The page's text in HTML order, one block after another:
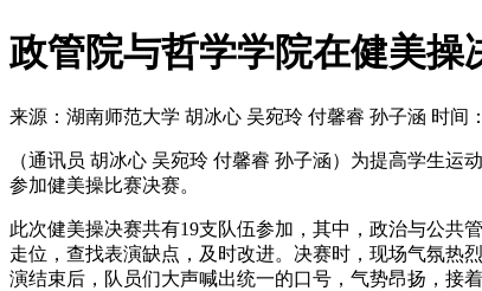
政管院与哲学学院在健美操
来源：湖南师范大学 胡冰心 吴宛玲 付馨睿 孙子涵 时间
（通讯员 胡冰心 吴宛玲 付馨睿 孙子涵）为提高学生
参加健美操比赛决赛。
此次健美操决赛共有19支队伍参加，其中，政治与公共
走位，查找表演缺点，及时改进。决赛时，现场气氛热
演结束后，队员们大声喊出统一的口号，气势昂扬，接